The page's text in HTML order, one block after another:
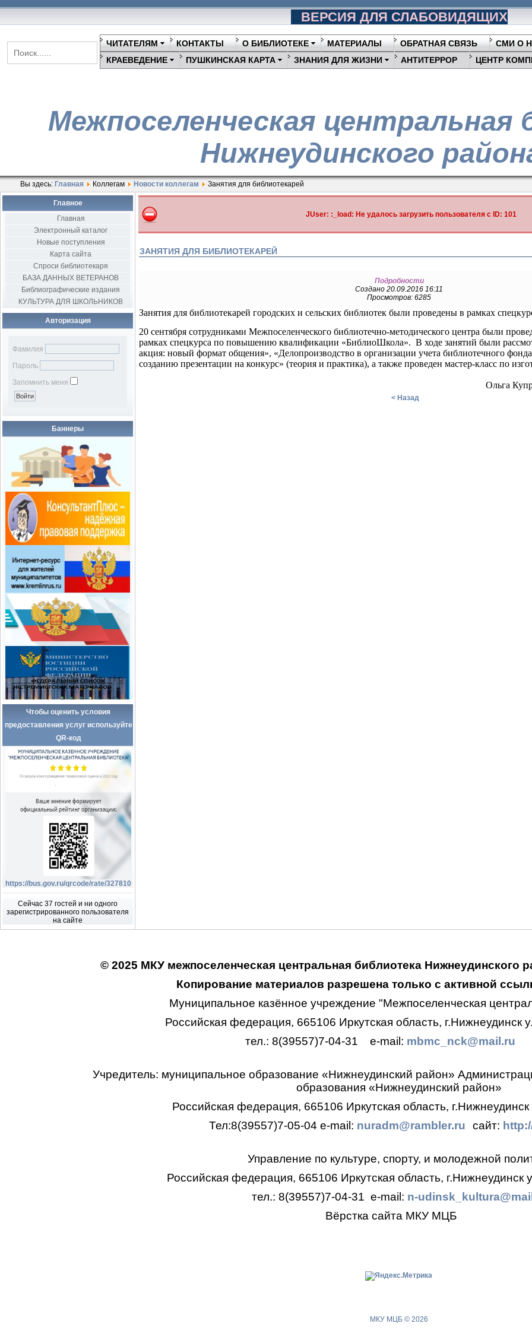
ВЕРСИЯ ДЛЯ СЛАБОВИДЯЩИХ
ЧИТАТЕЛЯМ КОНТАКТЫ О БИБЛИОТЕКЕ МАТЕРИАЛЫ ОБРАТНАЯ СВЯЗЬ СМИ О
КРАЕВЕДЕНИЕ
ПУШКИНСКАЯ КАРТА ЗНАНИЯ ДЛЯ ЖИЗНИ АНТИТЕРРОР ЦЕНТР
Межпоселенческая центральная
Нижнеудинского
Вы здесь: Главная Коллегам Новости коллегам Занятия для библиотекарей
Главное
Главная
Электронный каталог
Новые поступления
Карта сайта
Спроси библиотекаря
БАЗА ДАННЫХ ВЕТЕРАНОВ
Библиографические издания
КУЛЬТУРА ДЛЯ ШКОЛЬНИКОВ
Авторизация
Фамилия
Пароль
Запомнить меня
Баннеры
Чтобы оценить условия
предоставления услуг используйте
QR-код
https://bus.gov.ru/qrcode/rate/327810
Сейчас 37 гостей и ни одного
зарегистрированного пользователя
на сайте
JUser: :_load: Не удалось загрузить пользователя с ID: 101
ЗАНЯТИЯ ДЛЯ БИБЛИОТЕКАРЕЙ
Подробности
Создано 20.09.2016 16:11
Просмотров: 6285
Занятия для библиотекарей городских и сельских библиотек были проведены в рамках
20 сентября сотрудниками Межпоселенческого библиотечно-методического центра были
рамках спецкурса по повышению квалификации «БиблиоШкола». В ходе занятий были
акция: новый формат общения», «Делопроизводство в организации учета библиотечного
созданию презентации на конкурс» (теория и практика), а также проведен мастер-класс по
Ольга
< Назад
© 2025 МКУ межпоселенческая центральная библиотека Нижнеудинского
Копирование материалов разрешена только с активной
Муниципальное казённое учреждение "Межпоселенческая
Российская федерация, 665106 Иркутская область, г.Нижнеудинск
тел.: 8(39557)7-04-31
e-mail: mbmc_nck@mail.ru
Учредитель: муниципальное образование «Нижнеудинский район»
образования «Нижнеудинский район»
Российская федерация, 665106 Иркутская область, г.Нижнеудинск
Тел:8(39557)7-05-04 e-mail: nuradm@rambler.ru сайт:
Управление по культуре, спорту, и молодежной
Российская федерация, 665106 Иркутская область, г.Нижнеудинск
тел.: 8(39557)7-04-31 e-mail: n-
Вёрстка сайта МКУ МЦБ
МКУ МЦБ © 2026